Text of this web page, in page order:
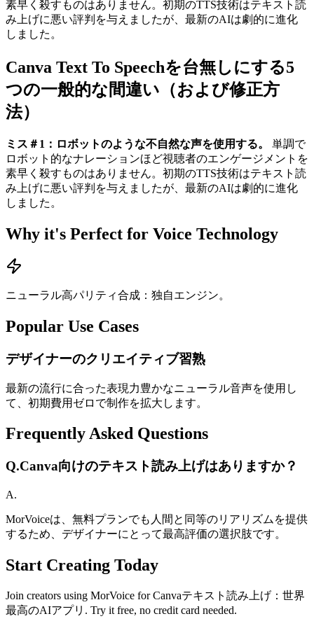
素早く殺すものはありません。初期のTTS技術はテキスト読
み上げに悪い評判を与えましたが、最新のAIは劇的に進化
しました。
Canva Text To Speechを台無しにする5
つの一般的な間違い（および修正方
法）
ミス＃1：ロボットのような不自然な声を使用する。
単調で
ロボット的なナレーションほど視聴者のエンゲージメントを
素早く殺すものはありません。初期のTTS技術はテキスト読
み上げに悪い評判を与えましたが、最新のAIは劇的に進化
しました。
Why it's Perfect for Voice Technology
ニューラル高パリティ合成：独自エンジン。
Popular Use Cases
デザイナーのクリエイティブ習熟
最新の流行に合った表現力豊かなニューラル音声を使用し
て、初期費用ゼロで制作を拡大します。
Frequently Asked Questions
Q.Canva向けのテキスト読み上げはありますか？
A.
MorVoiceは、無料プランでも人間と同等のリアリズムを提供
するため、デザイナーにとって最高評価の選択肢です。
Start Creating Today
Join creators using MorVoice for Canvaテキスト読み上げ：世界
最高のAIアプリ. Try it free, no credit card needed.